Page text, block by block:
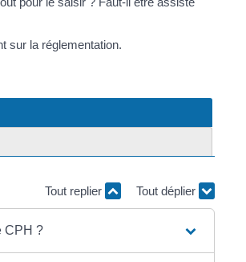
sur la réglementation.
Tout replier Tout déplier
CPH ?